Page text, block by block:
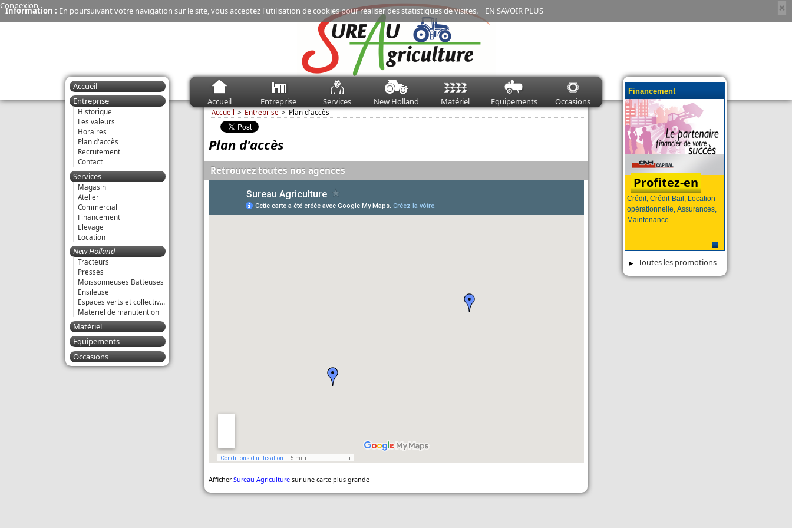
×
Information : En poursuivant votre navigation sur le site, vous acceptez l'utilisation de cookies pour réaliser des statistiques de visites. EN SAVOIR PLUS
Connexion
Accueil Entreprise Services New Holland Matériel Equipements Occasions
Accueil
Entreprise
Historique
Les valeurs
Horaires
Plan d'accès
Recrutement
Contact
Services
Magasin
Atelier
Commercial
Financement
Elevage
Location
New Holland
Tracteurs
Presses
Moissonneuses Batteuses
Ensileuse
Espaces verts et collectivités
Materiel de manutention
Matériel
Equipements
Occasions
Accueil Entreprise Plan d'accès
Plan d'accès
Retrouvez toutes nos agences
AfficherSureau Agriculturesur une carte plus grande
Financement
Crédit, Crédit-Bail, Location
opérationnelle, Assurances,
Maintenance...
Profitez-en
Toutes les promotions